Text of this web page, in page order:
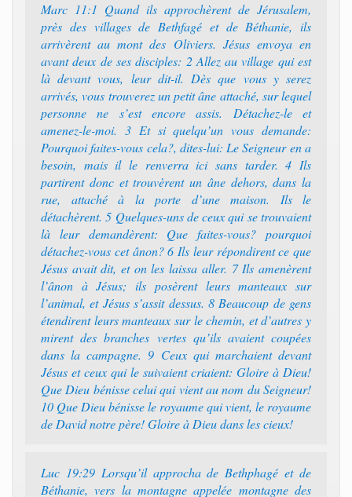
Marc 11:1 Quand ils approchèrent de Jérusalem,
près des villages de Bethfagé et de Béthanie, ils
arrivèrent au mont des Oliviers. Jésus envoya en
avant deux de ses disciples: 2 Allez au village qui est
là devant vous, leur dit-il. Dès que vous y serez
arrivés, vous trouverez un petit âne attaché, sur lequel
personne ne s’est encore assis. Détachez-le et
amenez-le-moi. 3 Et si quelqu’un vous demande:
Pourquoi faites-vous cela?, dites-lui: Le Seigneur en a
besoin, mais il le renverra ici sans tarder. 4 Ils
partirent donc et trouvèrent un âne dehors, dans la
rue, attaché à la porte d’une maison. Ils le
détachèrent. 5 Quelques-uns de ceux qui se trouvaient
là leur demandèrent: Que faites-vous? pourquoi
détachez-vous cet ânon? 6 Ils leur répondirent ce que
Jésus avait dit, et on les laissa aller. 7 Ils amenèrent
l’ânon à Jésus; ils posèrent leurs manteaux sur
l’animal, et Jésus s’assit dessus. 8 Beaucoup de gens
étendirent leurs manteaux sur le chemin, et d’autres y
mirent des branches vertes qu’ils avaient coupées
dans la campagne. 9 Ceux qui marchaient devant
Jésus et ceux qui le suivaient criaient: Gloire à Dieu!
Que Dieu bénisse celui qui vient au nom du Seigneur!
10 Que Dieu bénisse le royaume qui vient, le royaume
de David notre père! Gloire à Dieu dans les cieux!
Luc 19:29 Lorsqu’il approcha de Bethphagé et de
Béthanie, vers la montagne appelée montagne des